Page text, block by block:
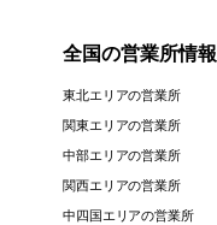
全国の営業所情報
東北エリアの営業所
関東エリアの営業所
中部エリアの営業所
関西エリアの営業所
中四国エリアの営業所